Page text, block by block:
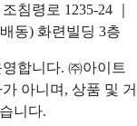
침령로 1235-24 ｜
동) 화련빌딩 3층
합니다. ㈜아이트
아니며, 상품 및 거
니다.